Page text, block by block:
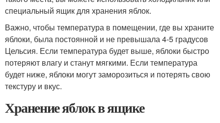
специальный ящик для хранения яблок.
Важно, чтобы температура в помещении, где вы храните
яблоки, была постоянной и не превышала 4-5 градусов
Цельсия. Если температура будет выше, яблоки быстро
потеряют влагу и станут мягкими. Если температура
будет ниже, яблоки могут заморозиться и потерять свою
текстуру и вкус.
Хранение яблок в ящике